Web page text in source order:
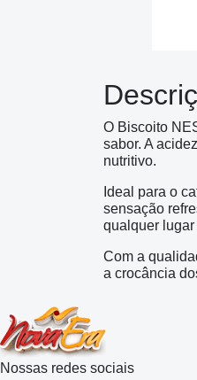
O Biscoito
sabor. A
nutritivo.
Ideal para o
sensação
qualquer
Com a
a crocância
Nossas redes sociais